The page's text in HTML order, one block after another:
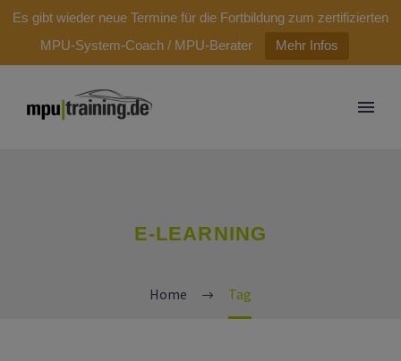
Es gibt wieder neue Termine für die Fortbildung zum zertifizierten
MPU-System-Coach / MPU-Berater
Mehr Infos
E-LEARNING
Home Tag
modal-check